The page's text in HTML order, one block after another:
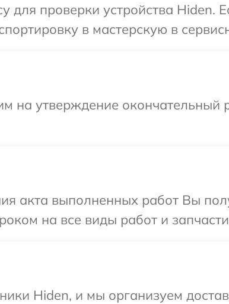
проверки устройства Hiden.
в мастерскую в
на утверждение окончательный
акта выполненных работ Вы
на все виды работ и
Hiden, и мы организуем